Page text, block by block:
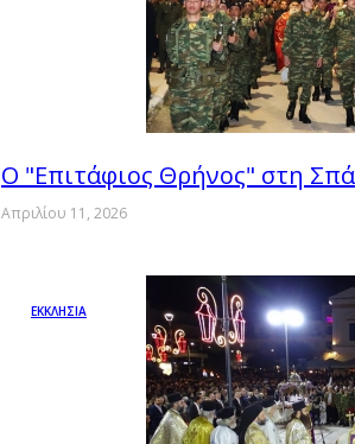
Ο "Επιτάφιος Θρήνος" στη
Απριλίου 11, 2026
ΕΚΚΛΗΣΙΑ